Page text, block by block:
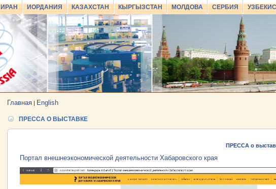
ИРАН ИОРДАНИЯ КАЗАХСТАН КЫРГЫЗСТАН МОЛДОВА СЕРБИЯ
Главная | English
ПРЕССА О ВЫСТАВКЕ
ПРЕССА о
Портал внешнеэкономической деятельности Хабаровского края